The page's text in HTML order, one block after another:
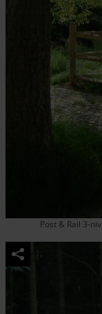
Post & Rail 3-